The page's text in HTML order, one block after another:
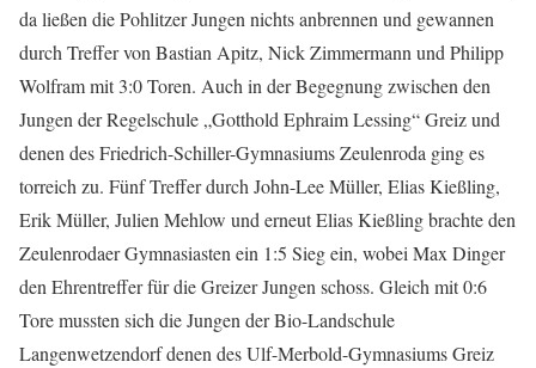
da ließen die Pohlitzer Jungen nichts anbrennen und gewannen
durch Treffer von Bastian Apitz, Nick Zimmermann und Philipp
Wolfram mit 3:0 Toren. Auch in der Begegnung zwischen den
Jungen der Regelschule „Gotthold Ephraim Lessing“ Greiz und
denen des Friedrich-Schiller-Gymnasiums Zeulenroda ging es
torreich zu. Fünf Treffer durch John-Lee Müller, Elias Kießling,
Erik Müller, Julien Mehlow und erneut Elias Kießling brachte den
Zeulenrodaer Gymnasiasten ein 1:5 Sieg ein, wobei Max Dinger
den Ehrentreffer für die Greizer Jungen schoss. Gleich mit 0:6
Tore mussten sich die Jungen der Bio-Landschule
Langenwetzendorf denen des Ulf-Merbold-Gymnasiums Greiz